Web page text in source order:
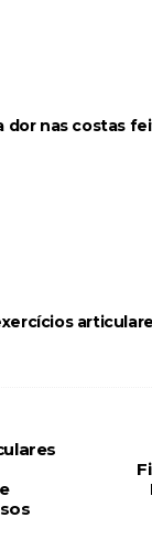
dor nas costas